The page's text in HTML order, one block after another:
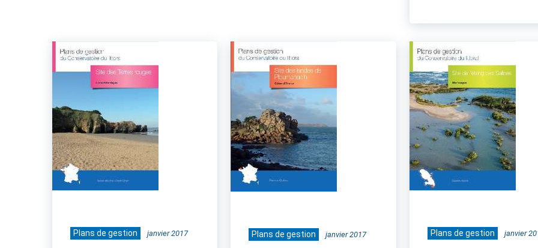
Plans de gestion janvier 2017 Plans de gestion janvier 2017 Plans de gestion janvier